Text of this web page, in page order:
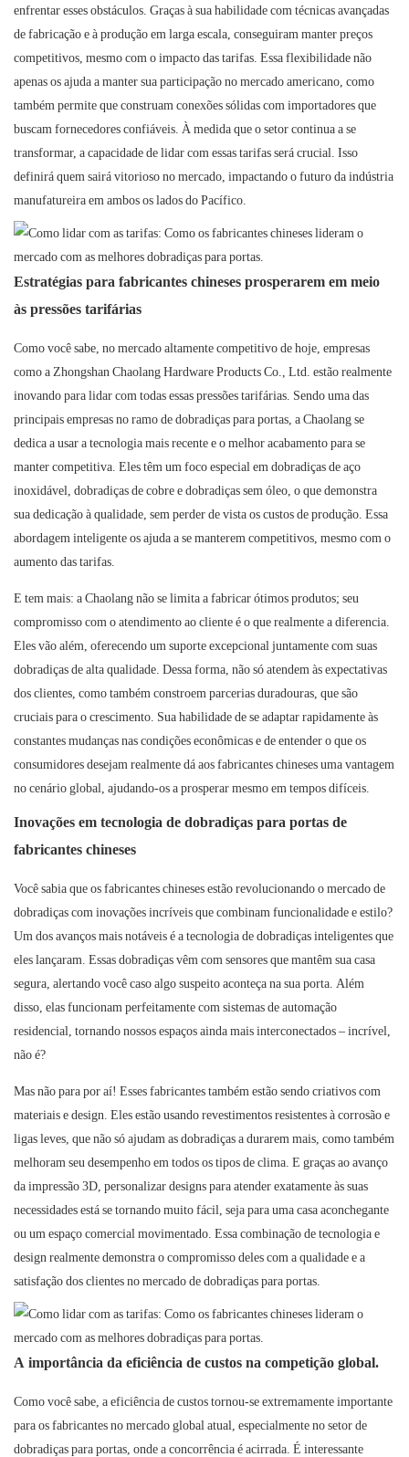
enfrentar esses obstáculos. Graças à sua habilidade com técnicas avançadas
de fabricação e à produção em larga escala, conseguiram manter preços
competitivos, mesmo com o impacto das tarifas. Essa flexibilidade não
apenas os ajuda a manter sua participação no mercado americano, como
também permite que construam conexões sólidas com importadores que
buscam fornecedores confiáveis. À medida que o setor continua a se
transformar, a capacidade de lidar com essas tarifas será crucial. Isso
definirá quem sairá vitorioso no mercado, impactando o futuro da indústria
manufatureira em ambos os lados do Pacífico.
Estratégias para fabricantes chineses prosperarem em meio
às pressões tarifárias
Como você sabe, no mercado altamente competitivo de hoje, empresas
como a Zhongshan Chaolang Hardware Products Co., Ltd. estão realmente
inovando para lidar com todas essas pressões tarifárias. Sendo uma das
principais empresas no ramo de dobradiças para portas, a Chaolang se
dedica a usar a tecnologia mais recente e o melhor acabamento para se
manter competitiva. Eles têm um foco especial em dobradiças de aço
inoxidável, dobradiças de cobre e dobradiças sem óleo, o que demonstra
sua dedicação à qualidade, sem perder de vista os custos de produção. Essa
abordagem inteligente os ajuda a se manterem competitivos, mesmo com o
aumento das tarifas.
E tem mais: a Chaolang não se limita a fabricar ótimos produtos; seu
compromisso com o atendimento ao cliente é o que realmente a diferencia.
Eles vão além, oferecendo um suporte excepcional juntamente com suas
dobradiças de alta qualidade. Dessa forma, não só atendem às expectativas
dos clientes, como também constroem parcerias duradouras, que são
cruciais para o crescimento. Sua habilidade de se adaptar rapidamente às
constantes mudanças nas condições econômicas e de entender o que os
consumidores desejam realmente dá aos fabricantes chineses uma vantagem
no cenário global, ajudando-os a prosperar mesmo em tempos difíceis.
Inovações em tecnologia de dobradiças para portas de
fabricantes chineses
Você sabia que os fabricantes chineses estão revolucionando o mercado de
dobradiças com inovações incríveis que combinam funcionalidade e estilo?
Um dos avanços mais notáveis ​​é a tecnologia de dobradiças inteligentes que
eles lançaram. Essas dobradiças vêm com sensores que mantêm sua casa
segura, alertando você caso algo suspeito aconteça na sua porta. Além
disso, elas funcionam perfeitamente com sistemas de automação
residencial, tornando nossos espaços ainda mais interconectados – incrível,
não é?
Mas não para por aí! Esses fabricantes também estão sendo criativos com
materiais e design. Eles estão usando revestimentos resistentes à corrosão e
ligas leves, que não só ajudam as dobradiças a durarem mais, como também
melhoram seu desempenho em todos os tipos de clima. E graças ao avanço
da impressão 3D, personalizar designs para atender exatamente às suas
necessidades está se tornando muito fácil, seja para uma casa aconchegante
ou um espaço comercial movimentado. Essa combinação de tecnologia e
design realmente demonstra o compromisso deles com a qualidade e a
satisfação dos clientes no mercado de dobradiças para portas.
A importância da eficiência de custos na competição global.
Como você sabe, a eficiência de custos tornou-se extremamente importante
para os fabricantes no mercado global atual, especialmente no setor de
dobradiças para portas, onde a concorrência é acirrada. É interessante